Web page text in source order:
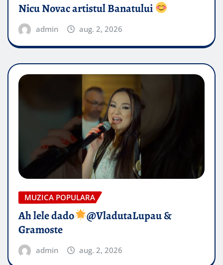
Nicu Novac artistul Banatului
admin aug. 2, 2026
MUZICA POPULARA
Ah lele dado​
@VladutaLupau &
Gramoste
admin aug. 2, 2026